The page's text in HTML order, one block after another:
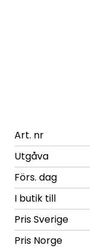
Art. nr
Utgåva
Förs. dag
I butik till
Pris Sverige
Pris Norge